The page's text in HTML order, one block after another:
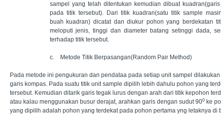
sampel yang telah ditentukan kemudian dibuat
pada titik tersebut). Dari titik kuadran(satu titik sample
buah kuadran) dicatat dan diukur pohon yang berdekatan
meloputi jenis, tinggi dan diameter batang setinggi dada,
terhadap titik tersebut.
c. Metode Titik Berpasangan(Random Pair Method)
Pada metode ini pengukuran dan pendataa pada setiap unit sampel
garis kompas. Pada suatu titik unit sample dipilih lebih dahulu pohon yang
tersebut. Kemudian ditarik garis tegak lurus dengan arah dari titik kepohon
atau kalau menggunakan busur derajat, arahkan garis dengan sudut 900 ke
yang dipilih adalah pohon yang terdekat pada pohon pertama yng letaknya di